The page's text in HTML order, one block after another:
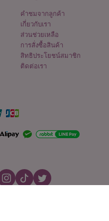
คำชมจากลูกค้า
เกี่ยวกับเรา
ส่วนช่วยเหลือ
การสั่งซื้อสินค้า
สิทธิประโยชน์สมาชิก
ติดต่อเรา